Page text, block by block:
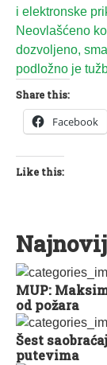
i elektronske
Neovlašćeno
dozvoljeno,
podložno je
Share this:
Facebook
Like this:
MUP:
od požara
Šest
putevima